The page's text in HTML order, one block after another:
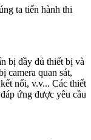
ta tiến hành thi
bị đầy đủ thiết bị và
camera quan sát,
nối, v.v... Các thiết
ứng được yêu cầu